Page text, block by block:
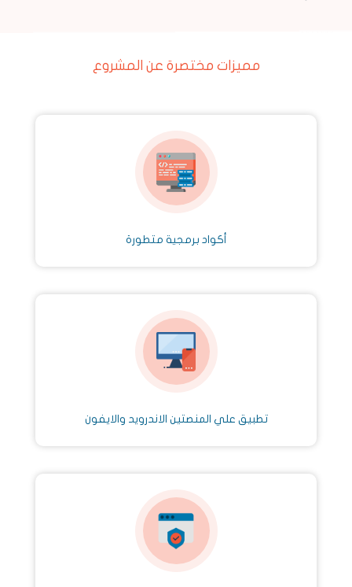
مميزات مختصرة عن المشروع
أكواد برمجية متطورة
تطبيق علي المنصتين الاندرويد والايفون